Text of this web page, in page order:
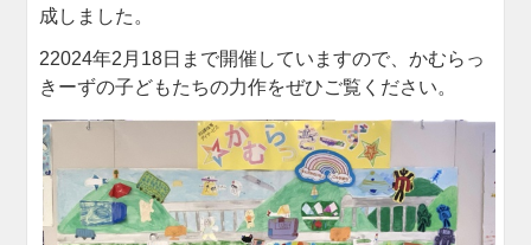
成しました。
22024年2月18日まで開催していますので、かむらっ
きーずの子どもたちの力作をぜひご覧ください。